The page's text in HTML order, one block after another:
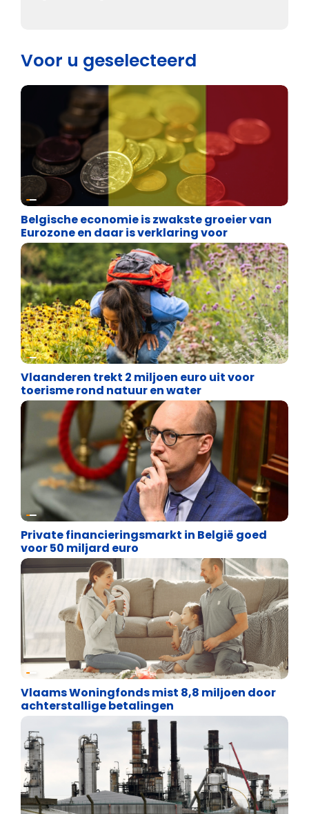
Voor u geselecteerd
Binnenland politiek
Belgische economie is zwakste groeier van
Eurozone en daar is verklaring voor
Financiële vrijheid
Vlaanderen trekt 2 miljoen euro uit voor
toerisme rond natuur en water
Financiële vrijheid
Private financieringsmarkt in België goed
voor 50 miljard euro
Financiële vrijheid
Vlaams Woningfonds mist 8,8 miljoen door
achterstallige betalingen